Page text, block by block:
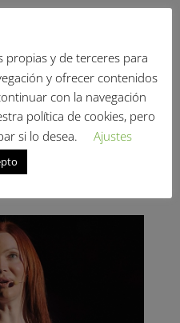
Es una tenista,
que acaparó la atención
en el Abierto de
de Tenis de
una prueba de
Renée se negó a
propias y de terceres para
y ofrecer contenidos
con la navegación
política de cookies, pero
si lo desea.
Ajustes